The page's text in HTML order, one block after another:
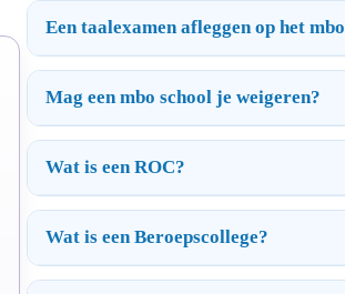
Een taalexamen afleggen op het mbo
Mag een mbo school je weigeren?
Wat is een ROC?
Wat is een Beroepscollege?